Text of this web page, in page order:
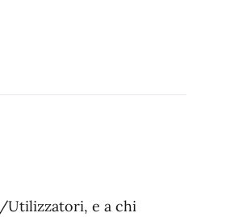
e a chi